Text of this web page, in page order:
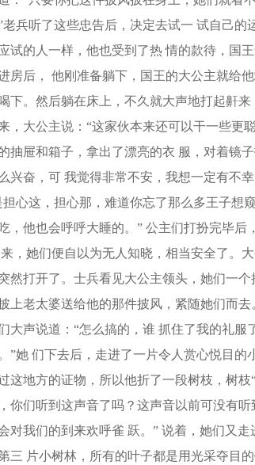
老兵听了这些忠告后，决定去试一 试自己
试的人一样，他也受到了热 情的款待，国
房后， 他刚准备躺下，国王的大公主就给
下。然后躺在床上，不久就大声地打起鼾
，大公主说：“这家伙本来还可以干一些更
抽屉和箱子，拿出了漂亮的衣 服，对着镜
兴奋，可 我觉得非常不安，我想一定有不
担心这，担心那，难道你忘了那么多王子想
，他也会呼呼大睡的。” 公主们打扮完毕
，她们便自以为无人知晓，相当安全了。
然打开了。士兵看见大公主领头，她们一
上老太婆送给他的那件披风，紧随她们而
大声说道：“怎么搞的，谁 抓住了我的礼
”她 们下去后，走进了一片令人赏心悦目
这地方的证物，所以他折了一段树枝，树
你们听到这声音了吗？这声音以前可没有
对我们的到来欢呼雀 跃。” 说着，她们又
三 片小树林，所有的叶子都是用光采夺目